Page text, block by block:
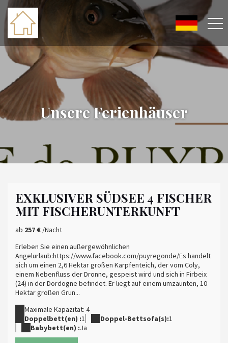
Unsere Ferienhäuser
EXKLUSIVER SÜDSEE 4 FISCHER
MIT FISCHERUNTERKUNFT
ab 257 € /Nacht
Erleben Sie einen außergewöhnlichen
Angelurlaub:https://www.facebook.com/puyregonde/Es handelt
sich um einen 2,6 Hektar großen Karpfenteich, der vom Coly,
einem Nebenfluss der Dronne, gespeist wird und sich in Firbeix
(24) in der Dordogne befindet. Er liegt auf einem umzäunten, 10
Hektar großen Grun...
Maximale Kapazität: 4
Doppelbett(en) :1 Doppel-Bettsofa(s):1
Babybett(en) :Ja